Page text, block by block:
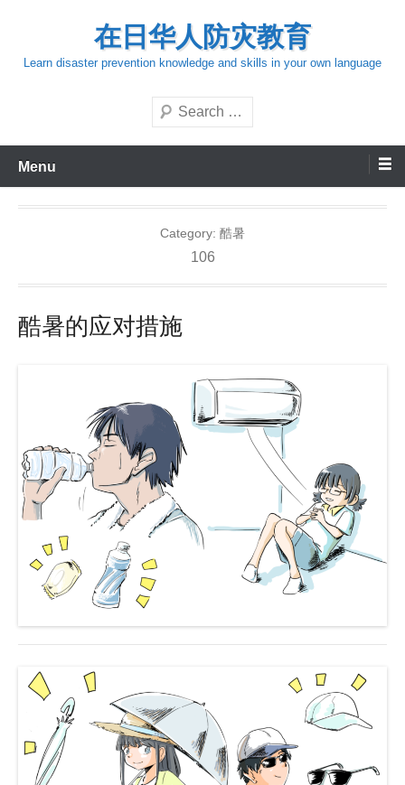
content
在日华人防灾教育
Learn disaster prevention knowledge and skills in your own language
Search
Menu
Category: 酷暑
106
酷暑的应对措施